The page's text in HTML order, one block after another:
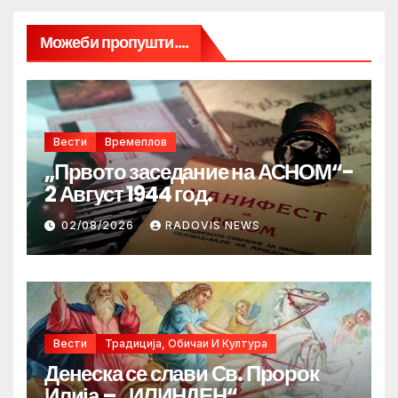
Можеби пропушти....
Вести Времеплов
„Првото заседание на АСНОМ“-
2 Август 1944 год.
02/08/2026 RADOVIS NEWS
Вести Традиција, Обичаи И Култура
Денеска се слави Св. Пророк